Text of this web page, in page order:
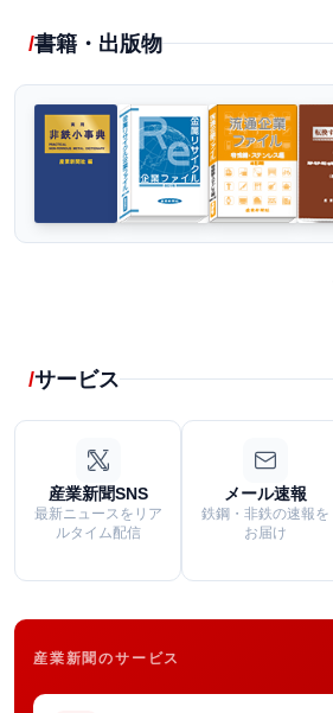
書籍・出版物
サービス
産業新聞SNS
最新ニュースをリア
ルタイム配信
メール速報
鉄鋼・非鉄の速報を
お届け
産業新聞のサービス